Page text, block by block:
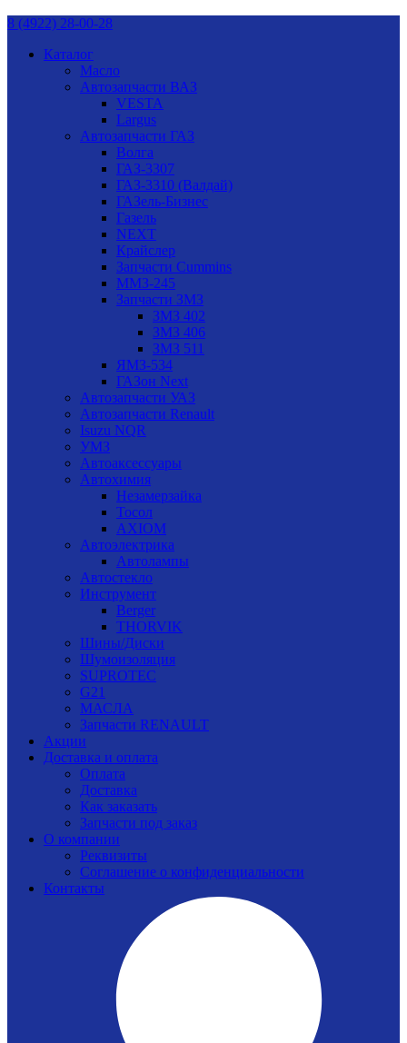
8 (4922) 28-00-28
Каталог
Масло
Автозапчасти ВАЗ
VESTA
Largus
Автозапчасти ГАЗ
Волга
ГАЗ-3307
ГАЗ-3310 (Валдай)
ГАЗель-Бизнес
Газель
NEXT
Крайслер
Запчасти Cummins
ММЗ-245
Запчасти ЗМЗ
ЗМЗ 402
ЗМЗ 406
ЗМЗ 511
ЯМЗ-534
ГАЗон Next
Автозапчасти УАЗ
Автозапчасти Renault
Isuzu NQR
УМЗ
Автоаксессуары
Автохимия
Незамерзайка
Тосол
AXIOM
Автоэлектрика
Автолампы
Автостекло
Инструмент
Berger
THORVIK
Шины/Диски
Шумоизоляция
SUPROTEC
G21
МАСЛА
Запчасти RENAULT
Акции
Доставка и оплата
Оплата
Доставка
Как заказать
Запчасти под заказ
О компании
Реквизиты
Соглашение о конфиденциальности
Контакты